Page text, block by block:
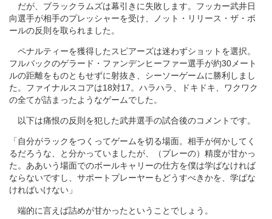
だが、ブラックラムズは幕引きに失敗します。フッカー武井日
向選手が相手のプレッシャーを受け、ノット・リリース・ザ・ボ
ールの反則を取られました。
ペナルティーを獲得したスピアーズは迷わずショットを選択。
フルバックのゲラード・ファンデンヒーファー選手が約30メート
ルの距離をものともせずに射抜き、シーソーゲームに勝利しまし
た。ファイナルスコアは18対17。ハラハラ、ドキドキ、ワクワク
の全てが詰まったようなゲームでした。
以下は痛恨の反則を犯した武井選手の試合後のコメントです。
「自分がラックをつくってゲームを切る場面。相手が何かしてく
るだろうな、と分かっていましたが、（プレーの）精度が甘かっ
た。ああいう場面でのボールキャリーの仕方を僕は学ばなければ
ならないですし、サポートプレーヤーもどうすべきかを、学ばな
ければいけない」
端的に言えば詰めが甘かったということでしょう。